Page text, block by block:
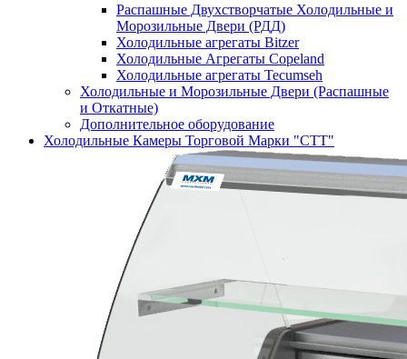
Распашные Двухстворчатые Холодильные и
Морозильные Двери (РДД)
Холодильные агрегаты Bitzer
Холодильные Агрегаты Copeland
Холодильные агрегаты Tecumseh
Холодильные и Морозильные Двери (Распашные
и Откатные)
Дополнительное оборудование
Холодильные Камеры Торговой Марки "СТТ"